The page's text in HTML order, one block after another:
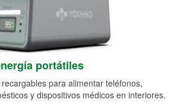
portátiles
para alimentar teléfonos,
y dispositivos médicos en interiores.